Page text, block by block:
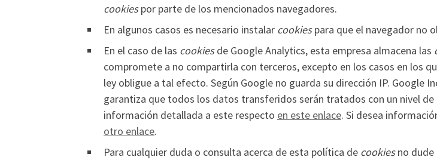
cookiespor parte de los mencionados navegadores.
En algunos casos es necesario instalar cookiespara que el navegador no
En el caso de las cookiesde Google Analytics, esta empresa almacena las
compromete a no compartirla con terceros, excepto en los casos en los
ley obligue a tal efecto. Según Google no guarda su dirección IP. Google
garantiza que todos los datos transferidos serán tratados con un nivel
información detallada a este respecto en este enlace. Si desea
otro enlace.
Para cualquier duda o consulta acerca de esta política de cookiesno dude